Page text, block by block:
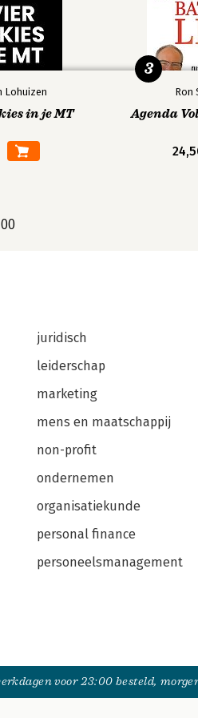
Lohuizen
in je MT
Ron
Agenda
3
juridisch
leiderschap
marketing
mens en maatschappij
non-profit
ondernemen
organisatiekunde
personal finance
personeelsmanagement
voor 23:00 besteld,